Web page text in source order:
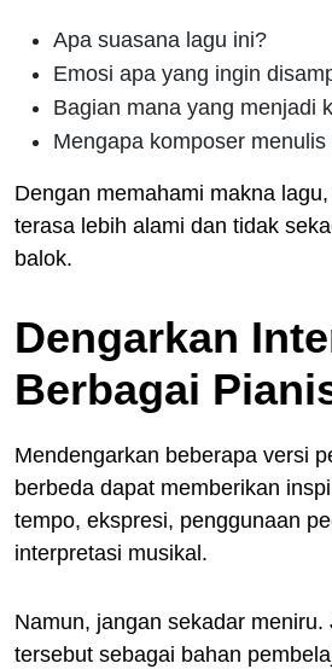
Apa suasana lagu ini?
Emosi apa yang ingin
Bagian mana yang menjadi
Mengapa komposer
Dengan memahami makna
terasa lebih alami dan tidak
balok.
Dengarkan
Berbagai
Mendengarkan beberapa versi
berbeda dapat memberikan
tempo, ekspresi, penggunaan
interpretasi musikal.
Namun, jangan sekadar meniru.
tersebut sebagai bahan